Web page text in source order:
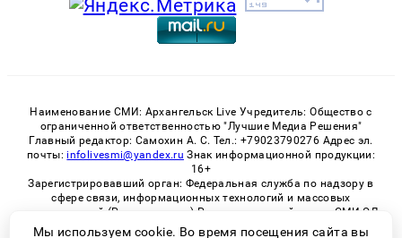
Наименование СМИ: Архангельск Live Учредитель: Общество с
ограниченной ответственностью "Лучшие Медиа Решения"
Главный редактор: Самохин А. С. Тел.: +79023790276 Адрес эл.
почты: infolivesmi@yandex.ru Знак информационной продукции:
16+
Зарегистрировавший орган: Федеральная служба по надзору в
сфере связи, информационных технологий и массовых
коммуникаций (Роскомнадзор) Регистрационный номер СМИ ЭЛ
№ ФС 77 - 82533 от 21.01.2022
Мы используем cookie. Во время посещения сайта вы